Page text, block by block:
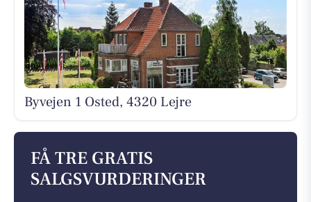
Byvejen 1 Osted, 4320 Lejre
FÅ TRE GRATIS
SALGSVURDERINGER